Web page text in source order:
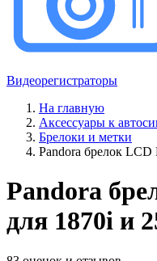
Видеорегистраторы
На главную
Аксессуары к
Брелоки и метки
Pandora брелок
Pandora
для 1870i и